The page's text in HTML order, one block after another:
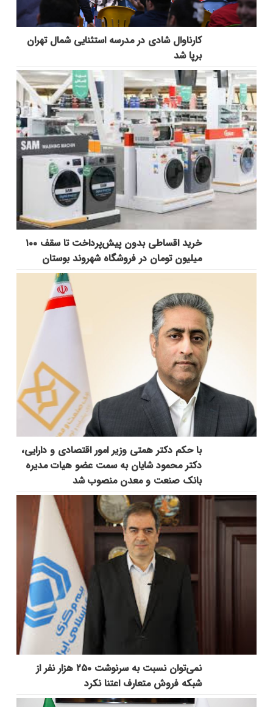
کارناوال شادی در مدرسه استثنایی شمال تهران
برپا شد
خرید اقساطی بدون پیش‌پرداخت تا سقف ۱۰۰
میلیون تومان در فروشگاه شهروند بوستان
با حکم دکتر همتی وزیر امور اقتصادی و دارایی،
دکتر محمود شایان به سمت عضو هیات مدیره
بانک صنعت و معدن منصوب شد
نمی‌توان نسبت به سرنوشت ۲۵۰ هزار نفر از
شبکه فروش متعارف اعتنا نکرد